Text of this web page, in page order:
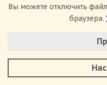
Приемная комиссия:
Вы можете отключить
браузера.